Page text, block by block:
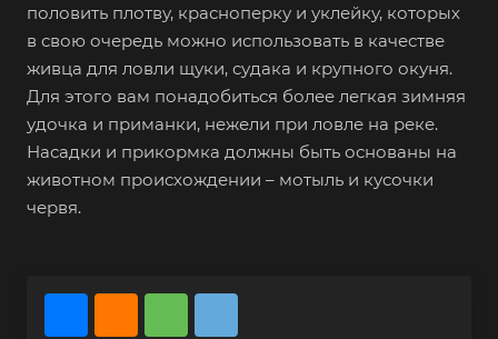
половить плотву, красноперку и уклейку, которых
в свою очередь можно использовать в качестве
живца для ловли щуки, судака и крупного окуня.
Для этого вам понадобиться более легкая зимняя
удочка и приманки, нежели при ловле на реке.
Насадки и прикормка должны быть основаны на
животном происхождении – мотыль и кусочки
червя.